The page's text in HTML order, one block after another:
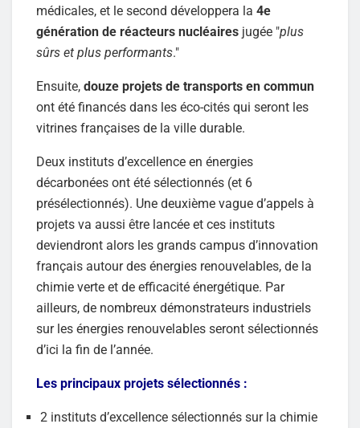
médicales, et le second développera la 4e
génération de réacteurs nucléaires jugée "plus
sûrs et plus performants."
Ensuite, douze projets de transports en commun
ont été financés dans les éco-cités qui seront les
vitrines françaises de la ville durable.
Deux instituts d’excellence en énergies
décarbonées ont été sélectionnés (et 6
présélectionnés). Une deuxième vague d’appels à
projets va aussi être lancée et ces instituts
deviendront alors les grands campus d’innovation
français autour des énergies renouvelables, de la
chimie verte et de efficacité énergétique. Par
ailleurs, de nombreux démonstrateurs industriels
sur les énergies renouvelables seront sélectionnés
d’ici la fin de l’année.
Les principaux projets sélectionnés :
2 instituts d’excellence sélectionnés sur la chimie